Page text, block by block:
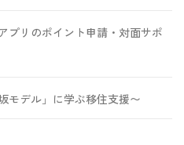
プリのポイント申請・対面サポ
モデル」に学ぶ移住支援〜